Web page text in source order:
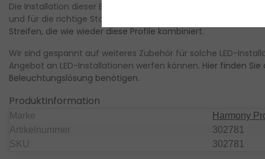
Die Installation dieser Endkappe ist schnell und einfach. Sie
und für die richtige Stabilität und sichere Verbindungen
Streifen, die wie wieder diese Profile kombiniert.
Wir sind gespannt auf weiteres Zubehör für solche LED-
Angebot an LED-Installationen werfen können. Hier finden Sie
Beleuchtungslösung benötigen.
Produktinformation
Marke
Harmony
Artikelnummer
302781
SKU
302781